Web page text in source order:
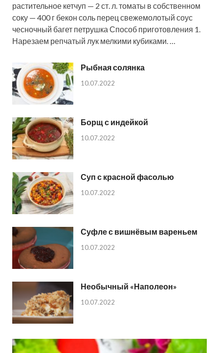
растительное кетчуп — 2 ст. л. томаты в собственном
соку — 400 г бекон соль перец свежемолотый соус
чесночный багет петрушка Способ приготовления 1.
Нарезаем репчатый лук мелкими кубиками. …
Рыбная солянка
10.07.2022
Борщ с индейкой
10.07.2022
Суп с красной фасолью
10.07.2022
Суфле с вишнёвым вареньем
10.07.2022
Необычный «Наполеон»
10.07.2022